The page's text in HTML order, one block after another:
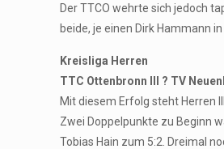
Der TTCO wehrte sich jedoch
beide, je einen Dirk Hammann
Kreisliga Herren
TTC Ottenbronn III ? TV
Mit diesem Erfolg steht Herren
Zwei Doppelpunkte zu Beginn
Tobias Hain zum 5:2. Dreimal